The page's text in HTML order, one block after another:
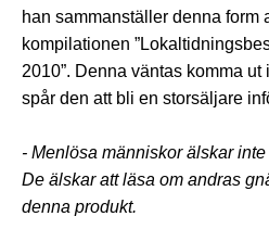
han sammanställer denna form
kompilationen
2010”. Denna väntas komma
spår den att bli en storsäljare
- Menlösa människor älskar
De älskar att läsa om andras
denna produkt.